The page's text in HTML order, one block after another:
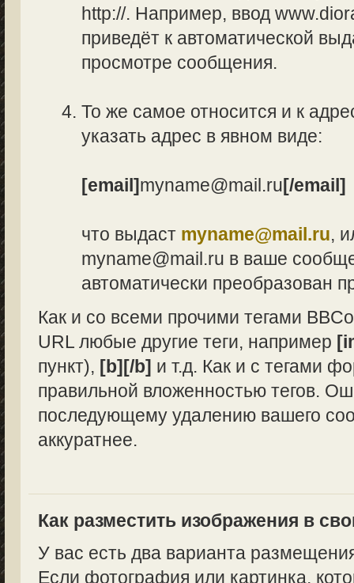
http://. Например, ввод
приведёт к автоматической
просмотре сообщения.
То же самое относится и к
указать адрес в явном виде:
[email]myname@mail.ru[/email]
что выдаст myname@mail.ru,
myname@mail.ru в ваше
автоматически преобразован
Как и со всеми прочими тегами
URL любые другие теги, например
пункт), [b][/b] и т.д. Как и с тегами
правильной вложенностью тегов.
последующему удалению вашего
аккуратнее.
Как разместить изображения в
У вас есть два варианта
Если фотография или картинка,